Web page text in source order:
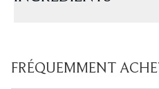
FRÉQUEMMENT